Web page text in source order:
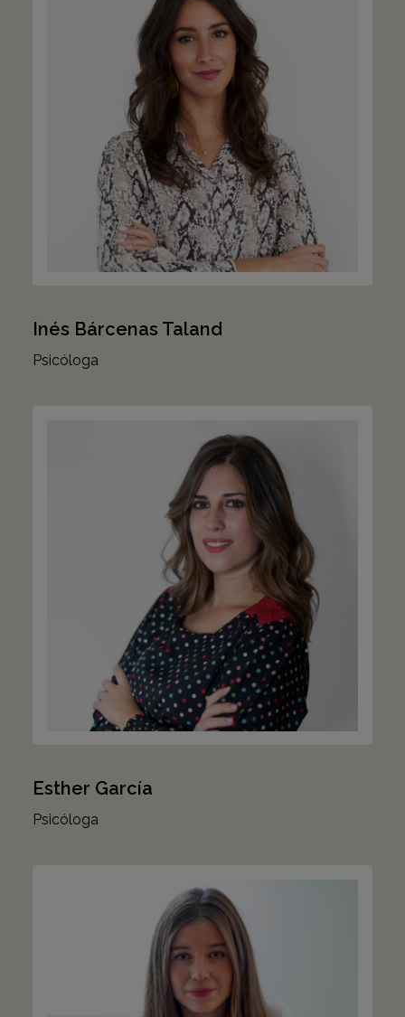
Inés Bárcenas Taland
Psicóloga
Esther García
Psicóloga